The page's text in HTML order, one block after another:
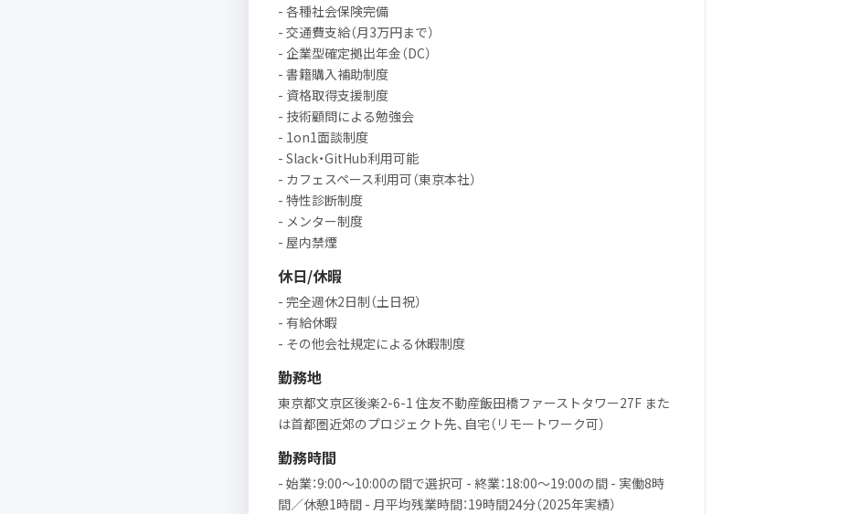
- 各種社会保険完備
- 交通費支給（月3万円まで）
- 企業型確定拠出年金（DC）
- 書籍購入補助制度
- 資格取得支援制度
- 技術顧問による勉強会
- 1on1面談制度
- Slack・GitHub利用可能
- カフェスペース利用可（東京本社）
- 特性診断制度
- メンター制度
- 屋内禁煙
休日/休暇
- 完全週休2日制（土日祝）
- 有給休暇
- その他会社規定による休暇制度
勤務地
東京都文京区後楽2-6-1 住友不動産飯田橋ファーストタワー27F また
は首都圏近郊のプロジェクト先、自宅（リモートワーク可）
勤務時間
- 始業：9:00〜10:00の間で選択可 - 終業：18:00〜19:00の間 - 実働8時
間／休憩1時間 - 月平均残業時間：19時間24分（2025年実績）